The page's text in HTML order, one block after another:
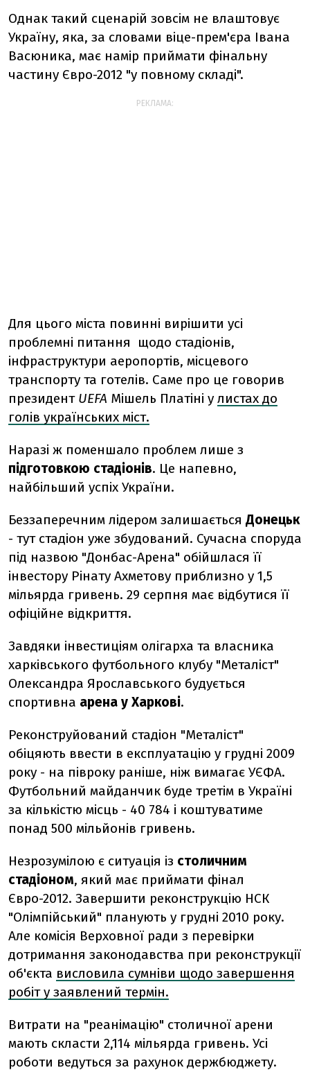
Однак такий сценарій зовсім не влаштовує
Україну, яка, за словами віце-прем'єра Івана
Васюника, має намір приймати фінальну
частину Євро-2012 "у повному складі".
РЕКЛАМА:
Для цього міста повинні вирішити усі
проблемні питання щодо стадіонів,
інфраструктури аеропортів, місцевого
транспорту та готелів. Саме про це говорив
президент UEFA Мішель Платіні у листах до
голів українських міст.
Наразі ж поменшало проблем лише з
підготовкою стадіонів. Це напевно,
найбільший успіх України.
Беззаперечним лідером залишається Донецьк
- тут стадіон уже збудований. Сучасна споруда
під назвою "Донбас-Арена" обійшлася її
інвестору Рінату Ахметову приблизно у 1,5
мільярда гривень. 29 серпня має відбутися її
офіційне відкриття.
Завдяки інвестиціям олігарха та власника
харківського футбольного клубу "Металіст"
Олександра Ярославського будується
спортивна арена у Харкові.
Реконструйований стадіон "Металіст"
обіцяють ввести в експлуатацію у грудні 2009
року - на півроку раніше, ніж вимагає УЄФА.
Футбольний майданчик буде третім в Україні
за кількістю місць - 40 784 і коштуватиме
понад 500 мільйонів гривень.
Незрозумілою є ситуація із столичним
стадіоном, який має приймати фінал
Євро-2012. Завершити реконструкцію НСК
"Олімпійський" планують у грудні 2010 року.
Але комісія Верховної ради з перевірки
дотримання законодавства при реконструкції
об'єкта висловила сумніви щодо завершення
робіт у заявлений термін.
Витрати на "реанімацію" столичної арени
мають скласти 2,114 мільярда гривень. Усі
роботи ведуться за рахунок держбюджету.